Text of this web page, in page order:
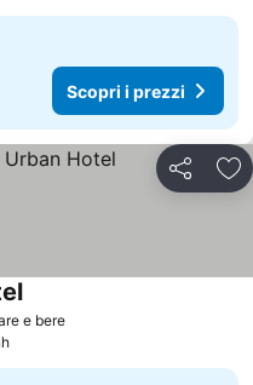
Scopri i prezzi
Condividi
e bereScopri i prezzi
Scopri i prezzi